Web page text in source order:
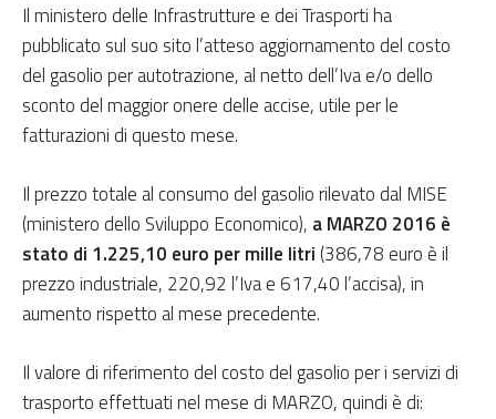
Il ministero delle Infrastrutture e dei Trasporti ha
pubblicato sul suo sito l’atteso aggiornamento del costo
del gasolio per autotrazione, al netto dell’Iva e/o dello
sconto del maggior onere delle accise, utile per le
fatturazioni di questo mese.
Il prezzo totale al consumo del gasolio rilevato dal MISE
(ministero dello Sviluppo Economico), a MARZO 2016 è
stato di 1.225,10 euro per mille litri (386,78 euro è il
prezzo industriale, 220,92 l’Iva e 617,40 l’accisa), in
aumento rispetto al mese precedente.
Il valore di riferimento del costo del gasolio per i servizi di
trasporto effettuati nel mese di MARZO, quindi è di: